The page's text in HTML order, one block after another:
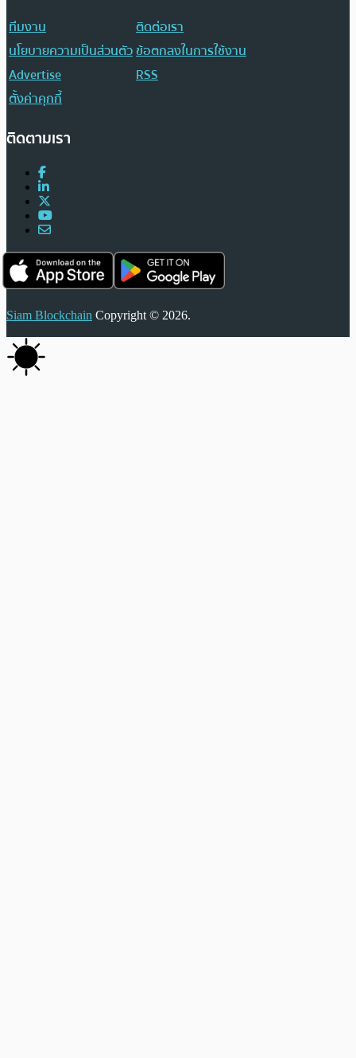
ทีมงาน
ติดต่อเรา
นโยบายความเป็นส่วนตัวข้อตกลงในการใช้งาน
Advertise
RSS
ตั้งค่าคุกกี้
ติดตามเรา
Siam Blockchain Copyright © 2026.